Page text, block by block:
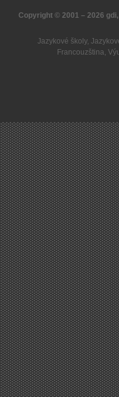
Copyright © 2001 – 2026
Jazykové školy,
Francouzština,